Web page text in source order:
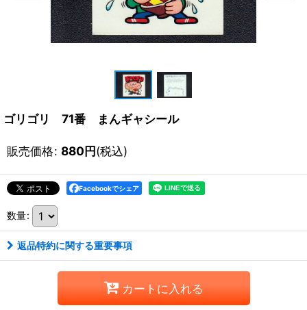
ゴリゴリ 71番 まんギャシール
販売価格: 880円(税込)
Facebookでシェア
数量:
返品特約に関する重要事項
カートに入れる